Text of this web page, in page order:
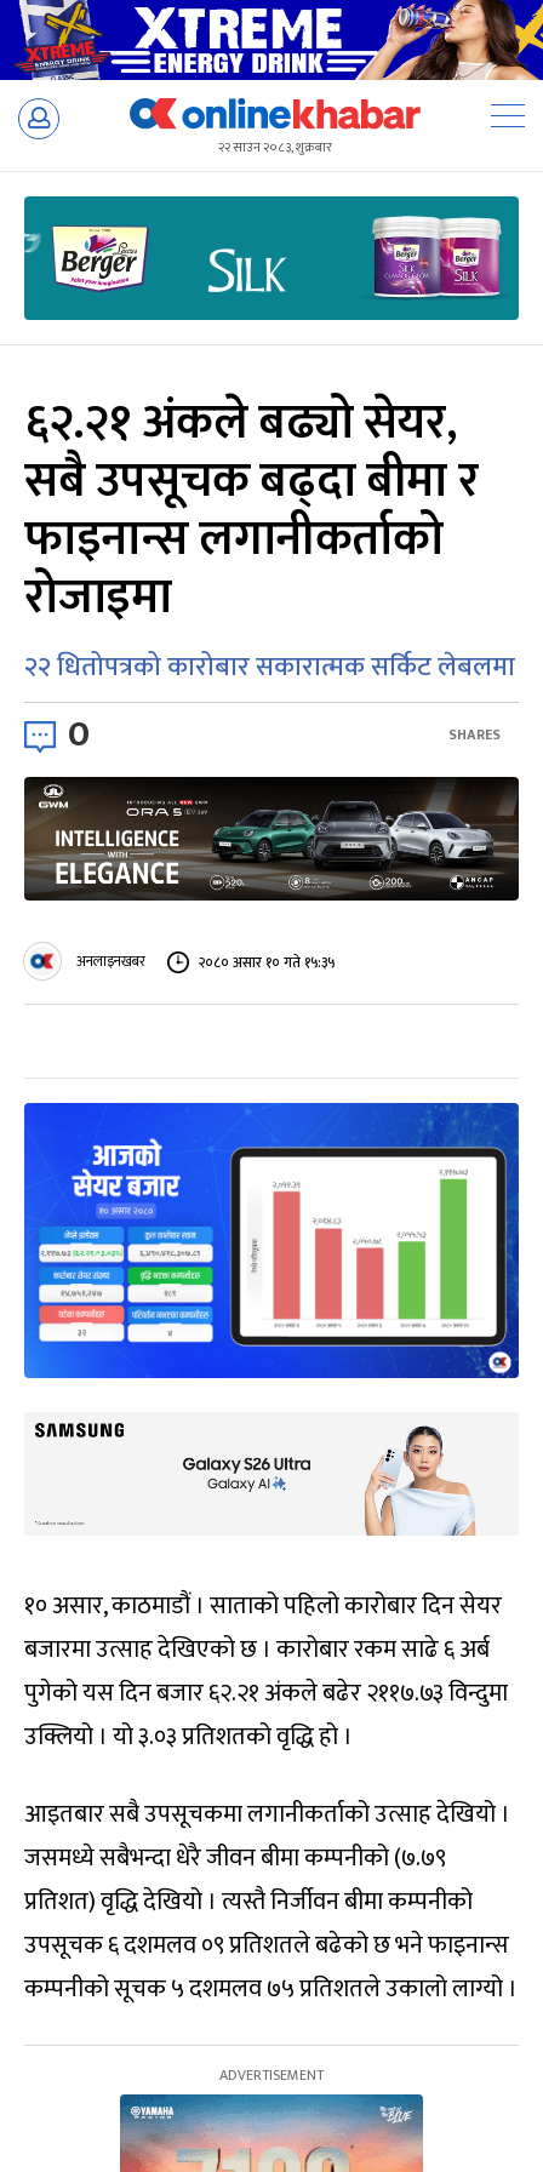
Skip
२२ साउन २०८३, शुक्रबार
६२.२१ अंकले बढ्यो सेयर,
सबै उपसूचक बढ्दा बीमा र
फाइनान्स लगानीकर्ताको
रोजाइमा
२२ धितोपत्रको कारोबार सकारात्मक सर्किट लेबलमा
0 SHARES
अनलाइनखबर २०८० असार १० गते १५:३५
१० असार, काठमाडौं । साताको पहिलो कारोबार दिन सेयर
बजारमा उत्साह देखिएको छ । कारोबार रकम साढे ६ अर्ब
पुगेको यस दिन बजार ६२.२१ अंकले बढेर २११७.७३ विन्दुमा
उक्लियो । यो ३.०३ प्रतिशतको वृद्धि हो ।
आइतबार सबै उपसूचकमा लगानीकर्ताको उत्साह देखियो ।
जसमध्ये सबैभन्दा धेरै जीवन बीमा कम्पनीको (७.७९
प्रतिशत) वृद्धि देखियो । त्यस्तै निर्जीवन बीमा कम्पनीको
उपसूचक ६ दशमलव ०९ प्रतिशतले बढेको छ भने फाइनान्स
कम्पनीको सूचक ५ दशमलव ७५ प्रतिशतले उकालो लाग्यो ।